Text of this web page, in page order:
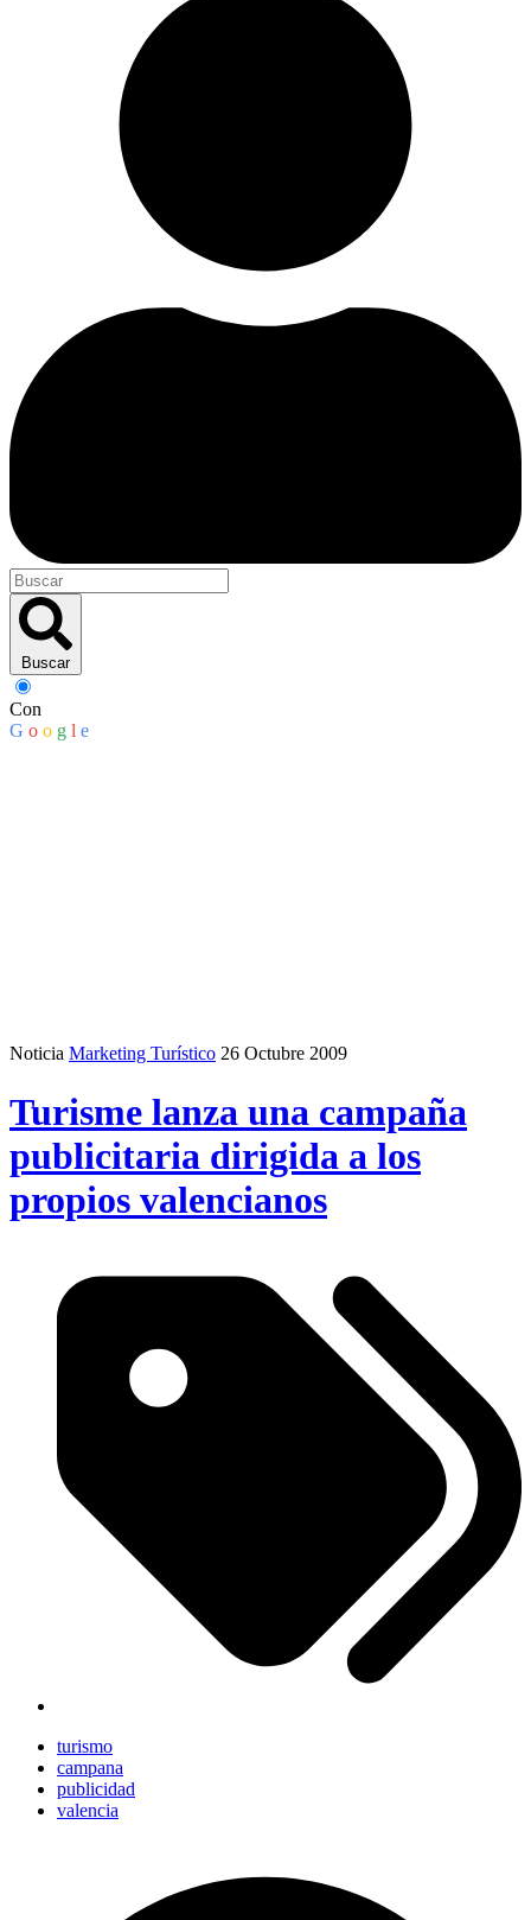
Buscar
Con
G o o g l e
Noticia Marketing Turístico 26 Octubre 2009
Turisme lanza una campaña
publicitaria dirigida a los
propios valencianos
turismo
campana
publicidad
valencia